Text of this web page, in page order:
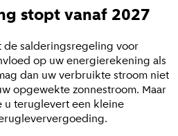
stopt vanaf 2027
de salderingsregeling voor
op uw energierekening als
dan uw verbruikte stroom niet
opgewekte zonnestroom. Maar
teruglevert een kleine